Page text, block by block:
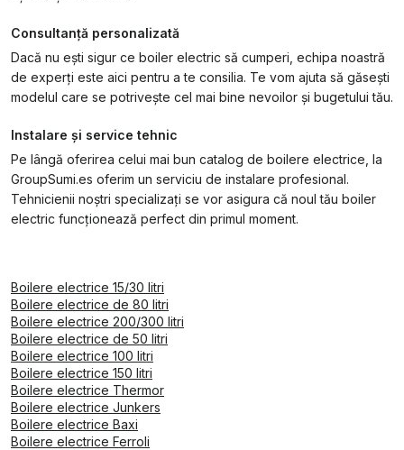
Consultanță personalizată
Dacă nu ești sigur ce boiler electric să cumperi, echipa noastră
de experți este aici pentru a te consilia. Te vom ajuta să găsești
modelul care se potrivește cel mai bine nevoilor și bugetului tău.
Instalare și service tehnic
Pe lângă oferirea celui mai bun catalog de boilere electrice, la
GroupSumi.es oferim un serviciu de instalare profesional.
Tehnicienii noștri specializați se vor asigura că noul tău boiler
electric funcționează perfect din primul moment.
Boilere electrice 15/30 litri
Boilere electrice de 80 litri
Boilere electrice 200/300 litri
Boilere electrice de 50 litri
Boilere electrice 100 litri
Boilere electrice 150 litri
Boilere electrice Thermor
Boilere electrice Junkers
Boilere electrice Baxi
Boilere electrice Ferroli